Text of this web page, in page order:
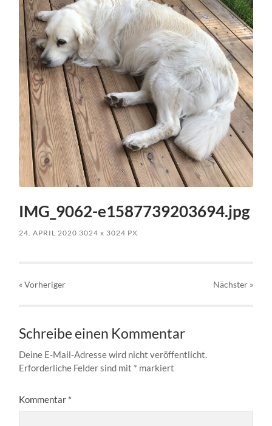
IMG_9062-e1587739203694.jpg
24. APRIL 2020 3024x 3024 PX
« Vorheriger Nächster »
Schreibe einen Kommentar
Deine E-Mail-Adresse wird nicht veröffentlicht.
Erforderliche Felder sind mit * markiert
Kommentar *